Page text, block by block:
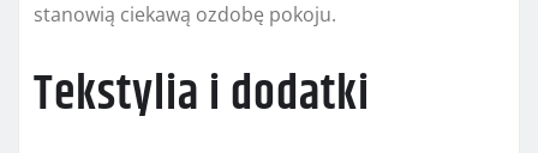
stanowią ciekawą ozdobę pokoju.
Tekstylia i dodatki